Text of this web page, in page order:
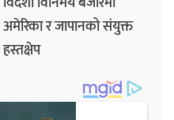
अमेरिका र जापानको संयुक्त
हस्तक्षेप